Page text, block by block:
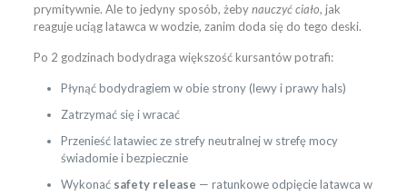
prymitywnie. Ale to jedyny sposób, żebynauczyć ciało, jak
reaguje uciąg latawca w wodzie, zanim doda się do tego deski.
Po 2 godzinach bodydraga większość kursantów potrafi:
Płynąć bodydragiem w obie strony (lewy i prawy hals)
Zatrzymać się i wracać
Przenieść latawiec ze strefy neutralnej w strefę mocy
świadomie i bezpiecznie
Wykonać safety release — ratunkowe odpięcie latawca w